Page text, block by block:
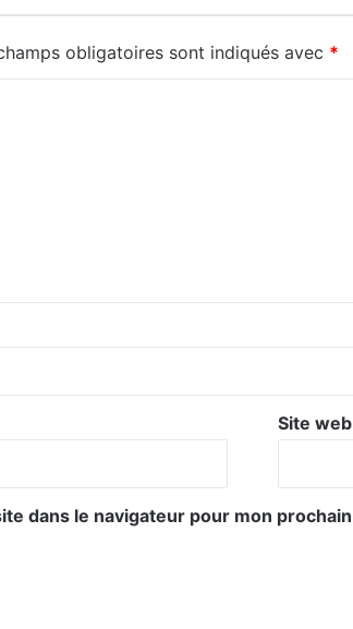
obligatoires sont indiqués avec *
Site web
dans le navigateur pour mon